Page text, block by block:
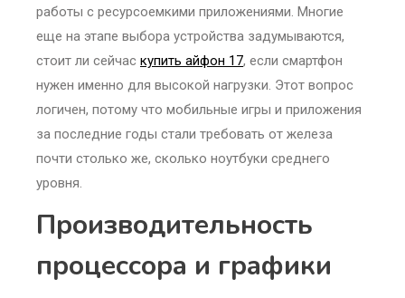
работы с ресурсоемкими приложениями. Многие
еще на этапе выбора устройства задумываются,
стоит ли сейчас купить айфон 17, если смартфон
нужен именно для высокой нагрузки. Этот вопрос
логичен, потому что мобильные игры и приложения
за последние годы стали требовать от железа
почти столько же, сколько ноутбуки среднего
уровня.
Производительность
процессора и графики